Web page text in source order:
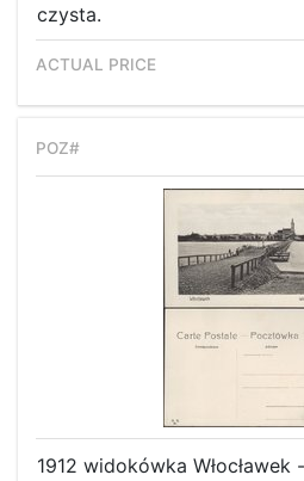
czysta.
1912 widokówka